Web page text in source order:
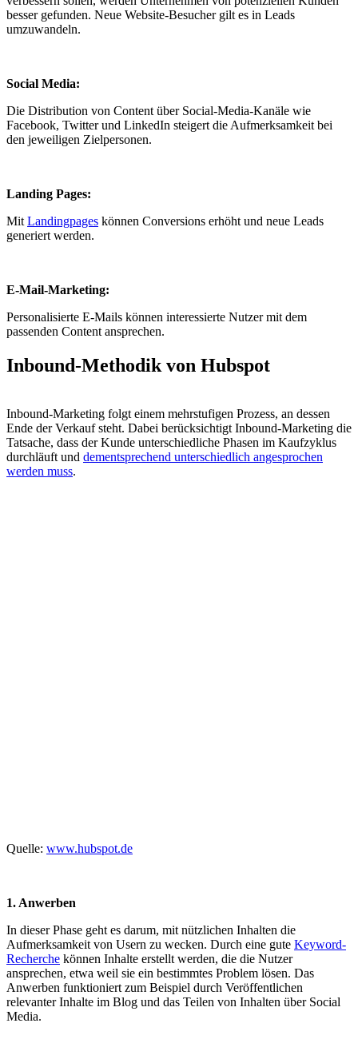
besser gefunden. Neue Website-Besucher gilt es in Leads
umzuwandeln.
Social Media:
Die Distribution von Content über Social-Media-Kanäle wie
Facebook, Twitter und LinkedIn steigert die Aufmerksamkeit bei
den jeweiligen Zielpersonen.
Landing Pages:
Mit Landingpages können Conversions erhöht und neue Leads
generiert werden.
E-Mail-Marketing:
Personalisierte E-Mails können interessierte Nutzer mit dem
passenden Content ansprechen.
Inbound-Methodik von Hubspot
Inbound-Marketing folgt einem mehrstufigen Prozess, an dessen
Ende der Verkauf steht. Dabei berücksichtigt Inbound-Marketing die
Tatsache, dass der Kunde unterschiedliche Phasen im Kaufzyklus
durchläuft und dementsprechend unterschiedlich angesprochen
werden muss.
Quelle: www.hubspot.de
1. Anwerben
In dieser Phase geht es darum, mit nützlichen Inhalten die
Aufmerksamkeit von Usern zu wecken. Durch eine gute Keyword-
Recherche können Inhalte erstellt werden, die die Nutzer
ansprechen, etwa weil sie ein bestimmtes Problem lösen. Das
Anwerben funktioniert zum Beispiel durch Veröffentlichen
relevanter Inhalte im Blog und das Teilen von Inhalten über Social
Media.